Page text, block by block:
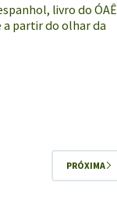
livro do ÓAÊ
a partir do olhar da
PRÓXIMA